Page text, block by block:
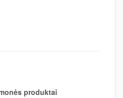
produktai